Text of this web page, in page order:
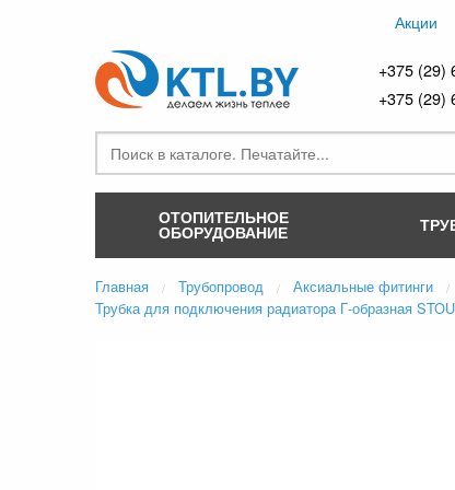
Акции
+375 (29)
+375 (29)
ОТОПИТЕЛЬНОЕ
ОБОРУДОВАНИЕ
Главная Трубопровод Аксиальные фитинги
Трубка для подключения радиатора Г-образная